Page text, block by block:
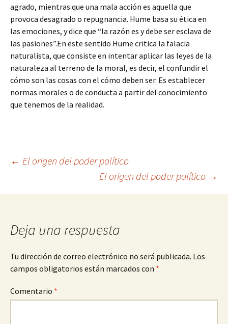
agrado, mientras que una mala acción es aquella que
provoca desagrado o repugnancia. Hume basa su ética en
las emociones, y dice que “la razón es y debe ser esclava de
las pasiones”.En este sentido Hume critica la falacia
naturalista, que consiste en intentar aplicar las leyes de la
naturaleza al terreno de la moral, es decir, el confundir el
cómo son las cosas con el cómo deben ser. Es establecer
normas morales o de conducta a partir del conocimiento
que tenemos de la realidad.
Navegación
de
entradas
← El origen del poder político
El origen del poder político →
Deja una respuesta
Tu dirección de correo electrónico no será publicada. Los
campos obligatorios están marcados con *
Comentario *